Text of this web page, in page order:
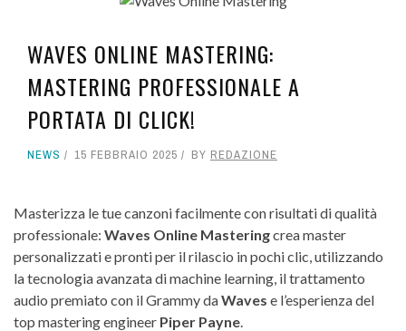
WAVES ONLINE MASTERING:
MASTERING PROFESSIONALE A
PORTATA DI CLICK!
NEWS 15 FEBBRAIO 2025 BY REDAZIONE
Masterizza le tue canzoni facilmente con risultati di qualità
professionale: Waves Online Masteringcrea master
personalizzati e pronti per il rilascio in pochi clic, utilizzando
la tecnologia avanzata di machine learning, il trattamento
audio premiato con il Grammy daWaves e l’esperienza del
top mastering engineer Piper Payne